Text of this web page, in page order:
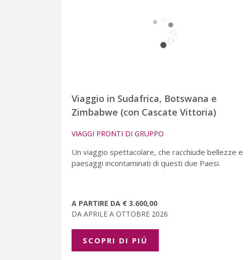
Viaggio in Sudafrica, Botswana e
Zimbabwe (con Cascate Vittoria)
VIAGGI PRONTI DI GRUPPO
Un viaggio spettacolare, che racchiude bellezze e
paesaggi incontaminati di questi due Paesi.
A PARTIRE DA € 3.600,00
DA APRILE A OTTOBRE 2026
SCOPRI DI PIÚ